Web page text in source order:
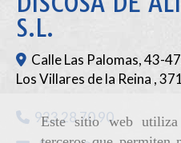
Este sitio web
S.L.
Calle Las Palomas, 43-
Los Villares de la Reina ,
923 28 70 90